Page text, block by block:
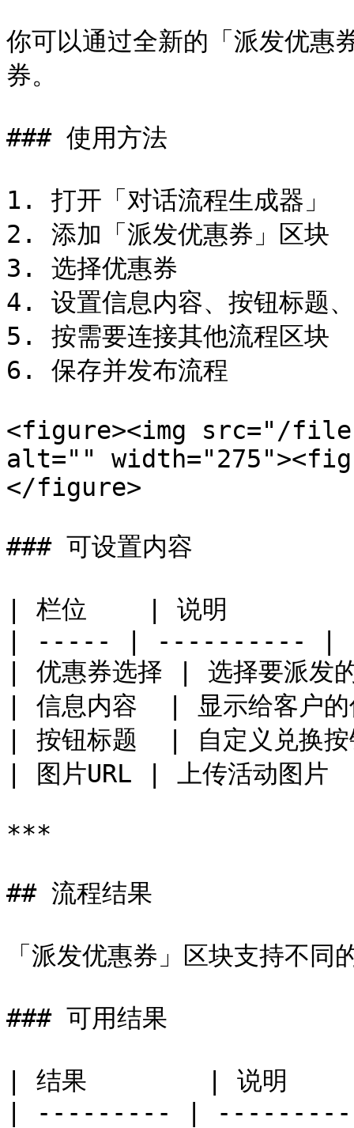
你可以通过全新的「派发优惠
券。
### 使用方法
1. 打开「对话流程生成器」
2. 添加「派发优惠券」区块
3. 选择优惠券
4. 设置信息内容、按钮标题
5. 按需要连接其他流程区块
6. 保存并发布流程
<figure><img src="/files/
alt=""
</figure>
### 可设置内容
| 栏位    | 说明
| ----- | ---------- |
| 优惠券选择 | 选择要派发
| 信息内容  | 显示给客户
| 按钮标题  | 自定义兑换
| 图片URL | 上传活动图
***
## 流程结果
「派发优惠券」区块支持不同
### 可用结果
| 结果        | 说明
| --------- |